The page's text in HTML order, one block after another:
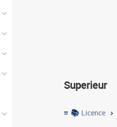
Institut
Superieur
≡ 📚 Licence